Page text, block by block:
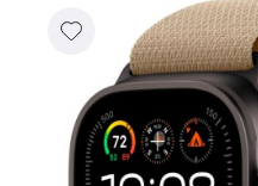
Контакты
Гарантия
Оплата